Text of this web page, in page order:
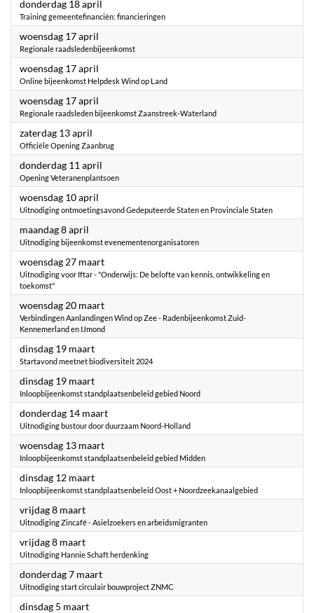
donderdag 18 april
Training gemeentefinanciën: financieringen
woensdag 17 april
Regionale raadsledenbijeenkomst
woensdag 17 april
Online bijeenkomst Helpdesk Wind op Land
woensdag 17 april
Regionale raadsleden bijeenkomst Zaanstreek-Waterland
zaterdag 13 april
Officiële Opening Zaanbrug
donderdag 11 april
Opening Veteranenplantsoen
woensdag 10 april
Uitnodiging ontmoetingsavond Gedeputeerde Staten en Provinciale Staten
maandag 8 april
Uitnodiging bijeenkomst evenementenorganisatoren
woensdag 27 maart2024
Uitnodiging voor Iftar - "Onderwijs: De belofte van kennis, ontwikkeling en
toekomst"
woensdag 20 maart2024
Verbindingen Aanlandingen Wind op Zee - Radenbijeenkomst Zuid-
Kennemerland en IJmond
dinsdag 19 maart2024
Startavond meetnet biodiversiteit 2024
dinsdag 19 maart2024
Inloopbijeenkomst standplaatsenbeleid gebied Noord
donderdag 14 maart2024
Uitnodiging bustour door duurzaam Noord-Holland
woensdag 13 maart2024
Inloopbijeenkomst standplaatsenbeleid gebied Midden
dinsdag 12 maart2024
Inloopbijeenkomst standplaatsenbeleid Oost + Noordzeekanaalgebied
vrijdag 8 maart2024
Uitnodiging Zincafé - Asielzoekers en arbeidsmigranten
vrijdag 8 maart2024
Uitnodiging Hannie Schaft herdenking
donderdag 7 maart2024
Uitnodiging start circulair bouwproject ZNMC
dinsdag 5 maart2024